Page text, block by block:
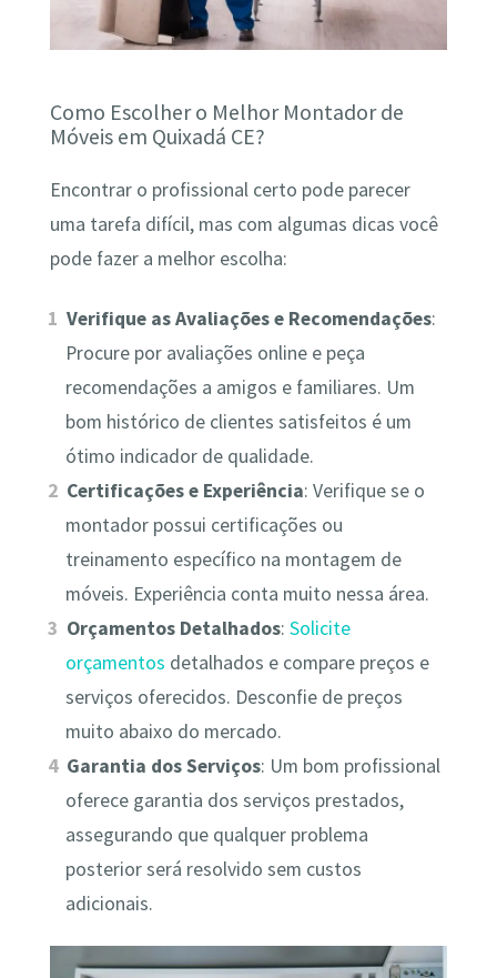
Como Escolher o Melhor Montador de
Móveis em Quixadá CE?
Encontrar o profissional certo pode parecer
uma tarefa difícil, mas com algumas dicas você
pode fazer a melhor escolha:
Verifique as Avaliações e Recomendações:
Procure por avaliações online e peça
recomendações a amigos e familiares. Um
bom histórico de clientes satisfeitos é um
ótimo indicador de qualidade.
Certificações e Experiência: Verifique se o
montador possui certificações ou
treinamento específico na montagem de
móveis. Experiência conta muito nessa área.
Orçamentos Detalhados:Solicite
orçamentos detalhados e compare preços e
serviços oferecidos. Desconfie de preços
muito abaixo do mercado.
Garantia dos Serviços: Um bom profissional
oferece garantia dos serviços prestados,
assegurando que qualquer problema
posterior será resolvido sem custos
adicionais.